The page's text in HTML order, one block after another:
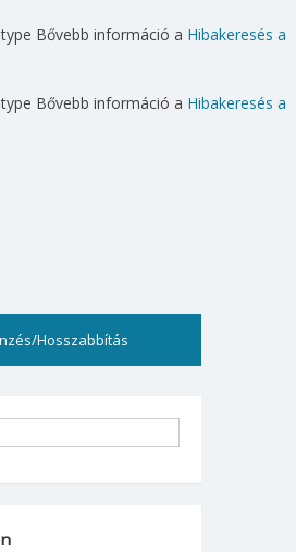
Bővebb információ a Hibakeresés a
Bővebb információ a Hibakeresés a
Hosszabbítás